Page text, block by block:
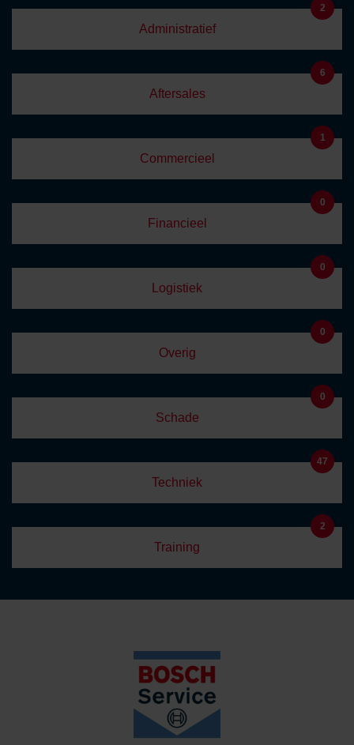
Administratief
2
Aftersales
6
Commercieel
1
Financieel
0
Logistiek
0
Overig
0
Schade
0
Techniek
47
Training
2